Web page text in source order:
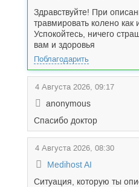
Здравствуйте! При
травмировать колено как
Успокойтесь, ничего
вам и здоровья
Поблагодарить
4 Августа 2026, 09:17
anonymous
Спасибо доктор
4 Августа 2026, 08:30
Medihost AI
Ситуация, которую ты